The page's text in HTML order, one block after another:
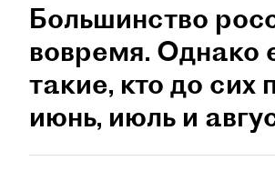
Большинство
вовремя. Однако
такие, кто до сих
июнь, июль и